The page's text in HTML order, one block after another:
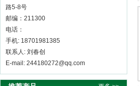
路5-8号
邮编：211300
电话：
手机: 18701981385
联系人: 刘春创
E-mail: 244180272@qq.com